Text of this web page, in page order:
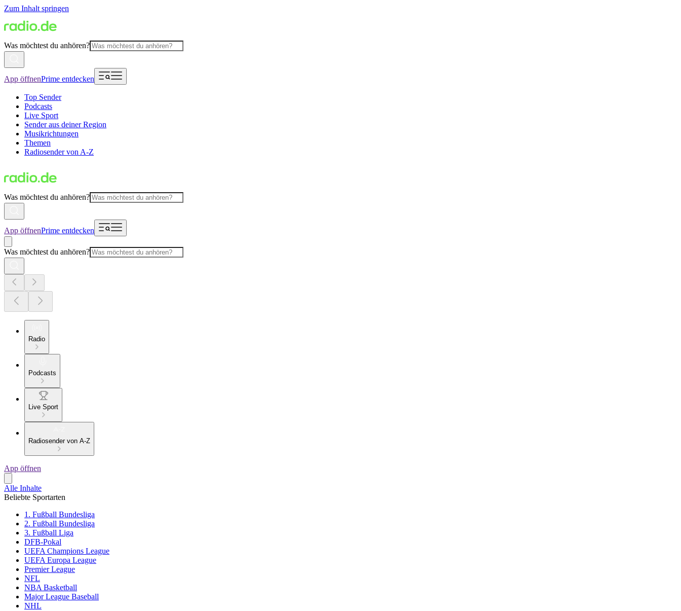
Zum Inhalt springen
Was möchtest du anhören?
App öffnenPrime entdecken
Top Sender
Podcasts
Live Sport
Sender aus deiner Region
Musikrichtungen
Themen
Radiosender von A-Z
Was möchtest du anhören?
App öffnenPrime entdecken
Was möchtest du anhören?
Radio
Podcasts
Live Sport
Radiosender von A-Z
App öffnen
Alle Inhalte
Beliebte Sportarten
1. Fußball Bundesliga
2. Fußball Bundesliga
3. Fußball Liga
DFB-Pokal
UEFA Champions League
UEFA Europa League
Premier League
NFL
NBA Basketball
Major League Baseball
NHL